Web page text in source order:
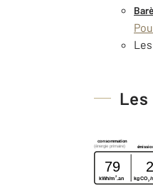
consommation
(énergie primaire)
79 2
kWh/m 2 .an kg CO2/